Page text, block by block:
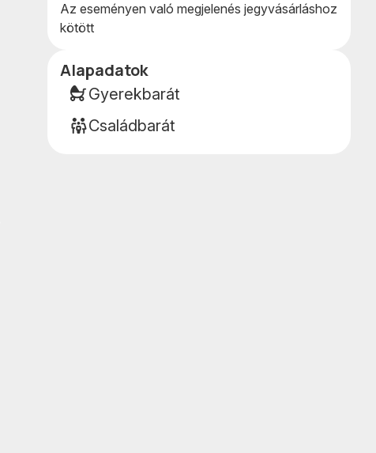
Az eseményen való megjelenés jegyvásárláshoz
kötött
Esemény
részletei
Alapadatok
Gyerekbarát
Családbarát